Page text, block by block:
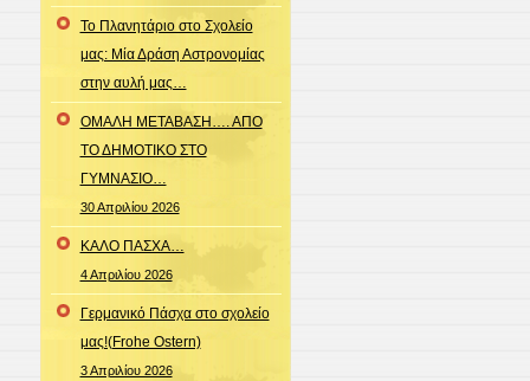
To Πλανητάριο στο Σχολείο
μας: Μία Δράση Αστρονομίας
στην αυλή μας…
ΟΜΑΛΗ ΜΕΤΑΒΑΣΗ…. ΑΠΟ
ΤΟ ΔΗΜΟΤΙΚΟ ΣΤΟ
ΓΥΜΝΑΣΙΟ…
30 Απριλίου 2026
ΚΑΛΟ ΠΑΣΧΑ…
4 Απριλίου 2026
Γερμανικό Πάσχα στο σχολείο
μας!(Frohe Ostern)
3 Απριλίου 2026